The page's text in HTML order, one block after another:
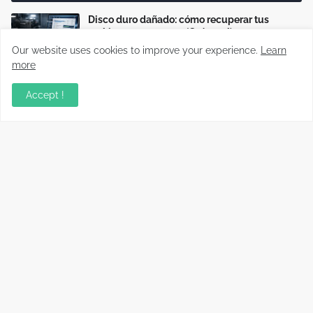
Disco duro dañado: cómo recuperar tus
archivos paso a paso (Guía real)
Our website uses cookies to improve your experience.
Learn
more
Accept !